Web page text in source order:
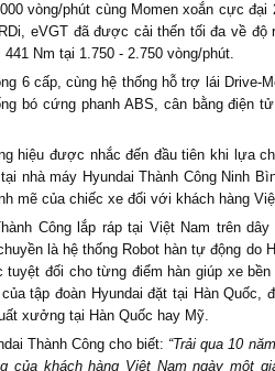
vòng/phút cùng Momen xoắn cực
eVGT đã được cải thến tối đa về
Nm tại 1.750 - 2.750 vòng/phút.
6 cấp, cùng hệ thống hỗ trợ lái
bó cứng phanh ABS, cân bằng điện
hiệu được nhắc đến đầu tiên khi lựa
nhà máy Hyundai Thành Công Ninh
mẽ của chiếc xe đối với khách hàng
Công lắp ráp tại Việt Nam trên
là hệ thống Robot hàn tự động
đối cho từng điểm hàn giúp xe
tập đoàn Hyundai đặt tại Hàn
xưởng tại Hàn Quốc hay Mỹ.
Thành Công cho biết: “Trải qua 10
của khách hàng Việt Nam ngày một